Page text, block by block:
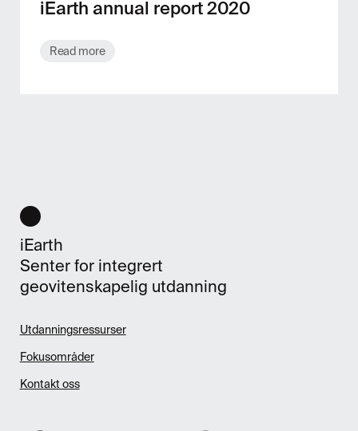
iEarth annual report 2020
Read more
iEarth
Senter for integrert
geovitenskapelig utdanning
Utdanningsressurser
Fokusområder
Kontakt oss